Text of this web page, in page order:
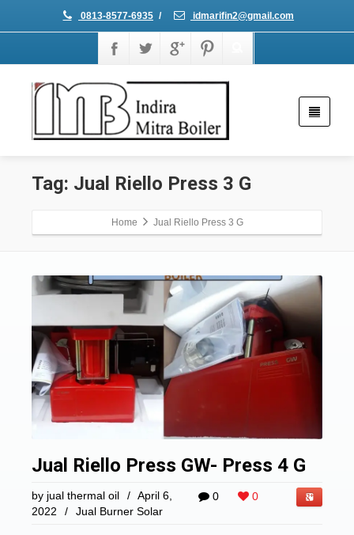
0813-8577-6935 / idmarifin2@gmail.com
Tag: Jual Riello Press 3 G
Home Jual Riello Press 3 G
Jual Riello Press GW- Press 4 G
0 0
by jual thermal oil / April 6,
2022
/ Jual Burner Solar